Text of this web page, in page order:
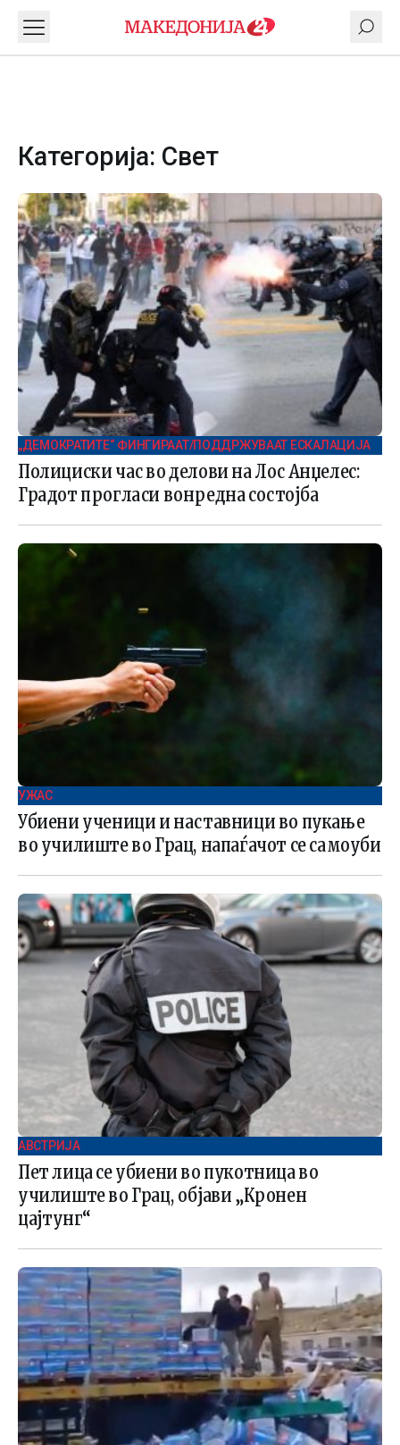
Категорија: Свет
„ДЕМОКРАТИТЕ“ ФИНГИРААТ/ПОДДРЖУВААТ ЕСКАЛАЦИЈА
Полициски час во делови на Лос Анџелес:
Градот прогласи вонредна состојба
УЖАС
Убиени ученици и наставници во пукање
во училиште во Грац, напаѓачот се самоуби
АВСТРИЈА
Пет лица се убиени во пукотница во
училиште во Грац, објави „Кронен
цајтунг“